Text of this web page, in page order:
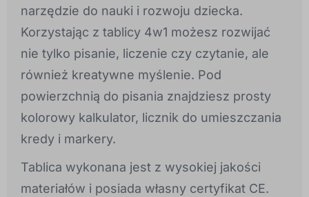
narzędzie do nauki i rozwoju dziecka.
Korzystając z tablicy 4w1 możesz rozwijać
nie tylko pisanie, liczenie czy czytanie, ale
również kreatywne myślenie. Pod
powierzchnią do pisania znajdziesz prosty
kolorowy kalkulator, licznik do umieszczania
kredy i markery.
Tablica wykonana jest z wysokiej jakości
materiałów i posiada własny certyfikat CE.